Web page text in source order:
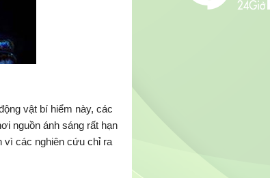
vật bí hiểm này, các
nguồn ánh sáng rất hạn
vì các nghiên cứu chỉ ra